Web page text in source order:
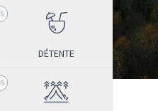
DÉTENTE